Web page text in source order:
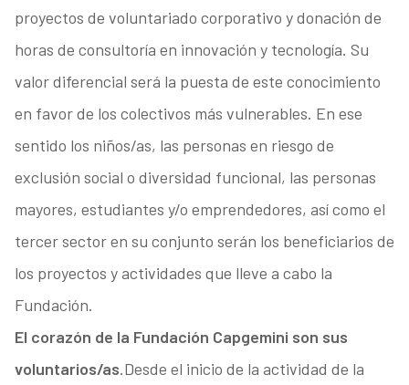
proyectos de voluntariado corporativo y donación de
horas de consultoría en innovación y tecnología. Su
valor diferencial será la puesta de este conocimiento
en favor de los colectivos más vulnerables. En ese
sentido los niños/as, las personas en riesgo de
exclusión social o diversidad funcional, las personas
mayores, estudiantes y/o emprendedores, así como el
tercer sector en su conjunto serán los beneficiarios de
los proyectos y actividades que lleve a cabo la
Fundación.
El corazón de la Fundación Capgemini son sus
voluntarios/as.Desde el inicio de la actividad de la